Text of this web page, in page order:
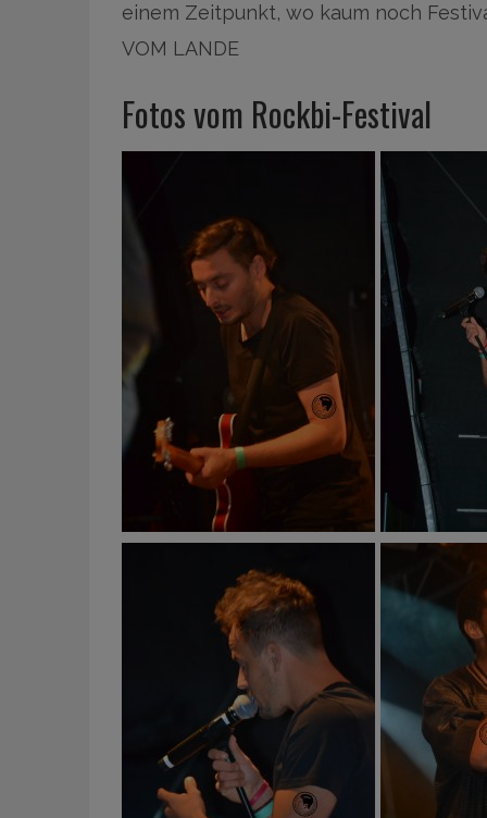
einem Zeitpunkt, wo kaum noch
VOM LANDE
Fotos vom Rockbi-Festival